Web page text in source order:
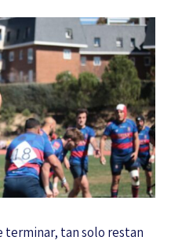
terminar, tan solo restan